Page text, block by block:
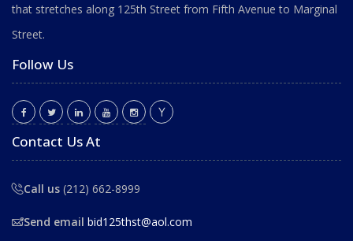
that stretches along 125th Street from Fifth Avenue to Marginal
Street.
Follow Us
Contact Us At
Call us (212) 662-8999
Send email bid125thst@aol.com